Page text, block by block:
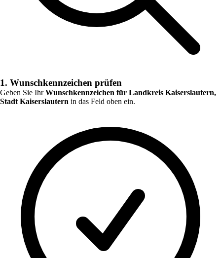
1. Wunschkennzeichen prüfen
Geben Sie IhrWunschkennzeichen für Landkreis Kaiserslautern,
Stadt Kaiserslautern in das Feld oben ein.